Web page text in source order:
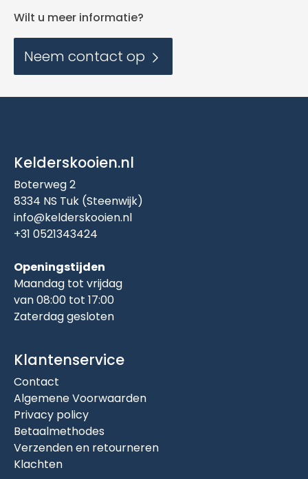
Wilt u meer informatie?
Neem contact op
Kelderskooien.nl
Boterweg 2
8334 NS Tuk (Steenwijk)
info@kelderskooien.nl
+31 0521343424
Openingstijden
Maandag tot vrijdag
van 08:00 tot 17:00
Zaterdag gesloten
Klantenservice
Contact
Algemene Voorwaarden
Privacy policy
Betaalmethodes
Verzenden en retourneren
Klachten